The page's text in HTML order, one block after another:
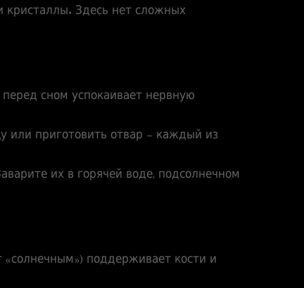
Здесь нет сложных
сном успокаивает нервную
или приготовить отвар – каждый из
их в горячей воде, подсолнечном
поддерживает кости и